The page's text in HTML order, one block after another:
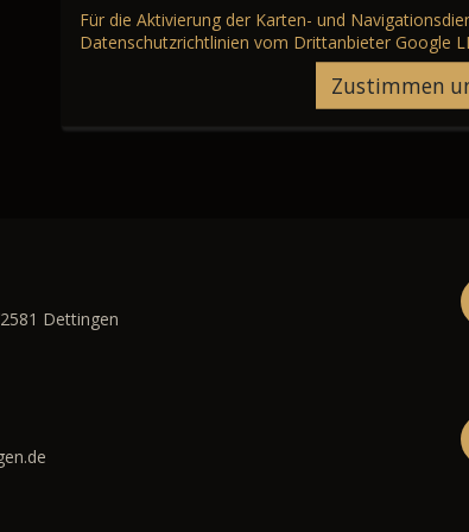
Für die Aktivierung der Karten- und
Datenschutzrichtlinien vom Drittanbieter Google
Zustimmen
Dettingen